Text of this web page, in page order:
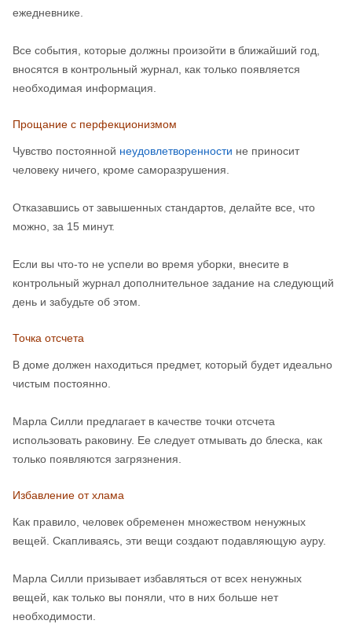
ежедневнике.
Все события, которые должны произойти в ближайший год,
вносятся в контрольный журнал, как только появляется
необходимая информация.
Прощание с перфекционизмом
Чувство постоянной неудовлетворенности не приносит
человеку ничего, кроме саморазрушения.
Отказавшись от завышенных стандартов, делайте все, что
можно, за 15 минут.
Если вы что-то не успели во время уборки, внесите в
контрольный журнал дополнительное задание на следующий
день и забудьте об этом.
Точка отсчета
В доме должен находиться предмет, который будет идеально
чистым постоянно.
Марла Силли предлагает в качестве точки отсчета
использовать раковину. Ее следует отмывать до блеска, как
только появляются загрязнения.
Избавление от хлама
Как правило, человек обременен множеством ненужных
вещей. Скапливаясь, эти вещи создают подавляющую ауру.
Марла Силли призывает избавляться от всех ненужных
вещей, как только вы поняли, что в них больше нет
необходимости.